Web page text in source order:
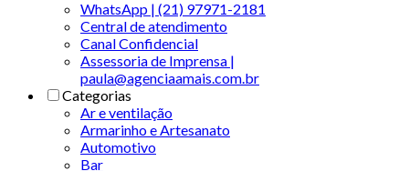
WhatsApp | (21) 97971-2181
Central de atendimento
Canal Confidencial
Assessoria de Imprensa |
paula@agenciaamais.com.br
Categorias
Ar e ventilação
Armarinho e Artesanato
Automotivo
Bar